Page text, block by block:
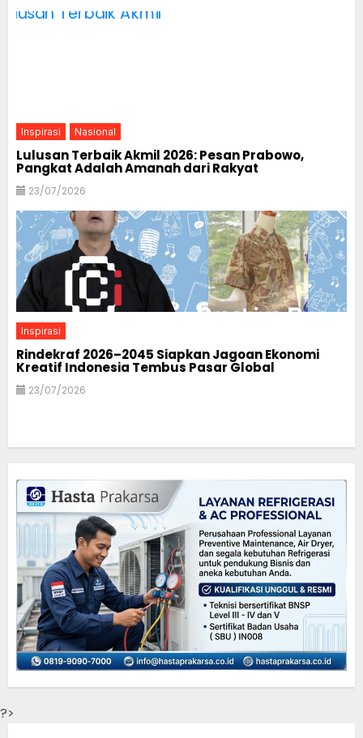
Inspirasi Nasional
Lulusan Terbaik Akmil 2026: Pesan Prabowo,
Pangkat Adalah Amanah dari Rakyat
23/07/2026
Inspirasi
Rindekraf 2026–2045 Siapkan Jagoan Ekonomi
Kreatif Indonesia Tembus Pasar Global
23/07/2026
?>